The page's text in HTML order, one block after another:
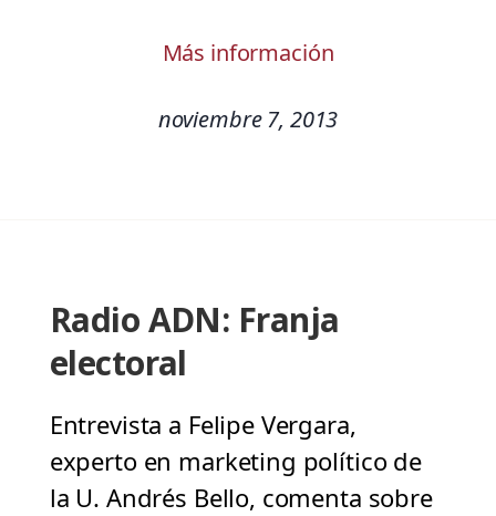
Más información
noviembre 7, 2013
Radio ADN: Franja
electoral
Entrevista a Felipe Vergara,
experto en marketing político de
la U. Andrés Bello, comenta sobre